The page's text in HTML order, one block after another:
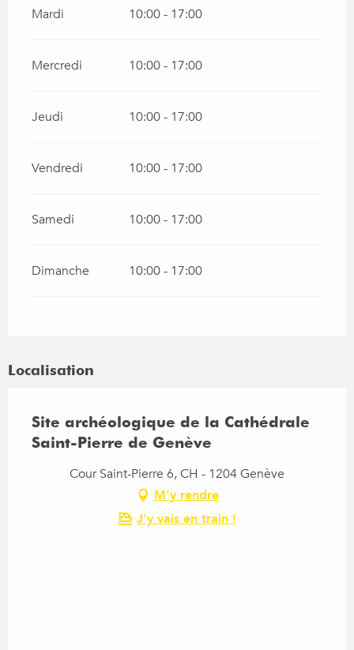
Mardi 10:00 - 17:00
Mercredi 10:00 - 17:00
Jeudi 10:00 - 17:00
Vendredi 10:00 - 17:00
Samedi 10:00 - 17:00
Dimanche 10:00 - 17:00
Localisation
Site archéologique de la Cathédrale
Saint-Pierre de Genève
Cour Saint-Pierre 6, CH - 1204 Genève
M'y rendre
J'y vais en train !